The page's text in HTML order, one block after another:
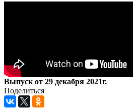
Выпуск от 29 декабря 2021г.
Поделиться